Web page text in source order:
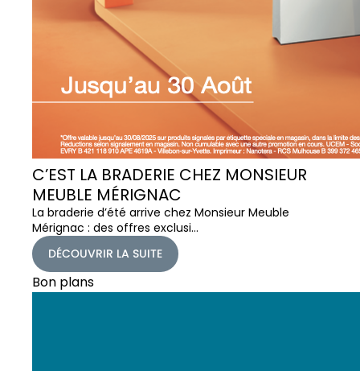
C’EST LA BRADERIE CHEZ MONSIEUR
MEUBLE MÉRIGNAC
La braderie d’été arrive chez Monsieur Meuble
Mérignac : des offres exclusi…
DÉCOUVRIR LA SUITE
Bon plans